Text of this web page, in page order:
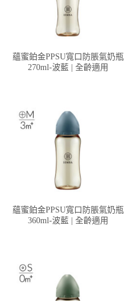
蘊蜜鉑金PPSU寬口防脹氣奶瓶
270ml-波藍 | 全齡適用
蘊蜜鉑金PPSU寬口防脹氣奶瓶
360ml-波藍 | 全齡適用